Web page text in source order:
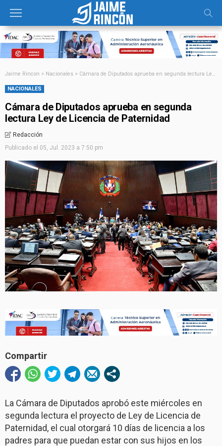
Jaime Rincon > Nacionales > Cámara de Diputados aprueba en segunda lectura Ley de Licencia de Paternidad
NACIONALES
Cámara de Diputados aprueba en segunda
lectura Ley de Licencia de Paternidad
Redacción
Publicado el 05, Jul. 2023 a 7:50 pm
Compartir
La Cámara de Diputados aprobó este miércoles en
segunda lectura el proyecto de Ley de Licencia de
Paternidad, el cual otorgará 10 días de licencia a los
padres para que puedan estar con sus hijos en los